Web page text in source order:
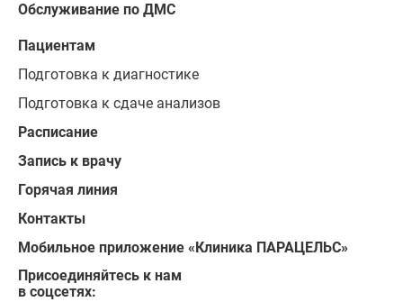
Обслуживание по ДМС
Пациентам
Подготовка к диагностике
Подготовка к сдаче анализов
Расписание
Запись к врачу
Горячая линия
Контакты
Мобильное приложение «Клиника ПАРАЦЕЛЬС»
Присоединяйтесь к нам
в соцсетях: